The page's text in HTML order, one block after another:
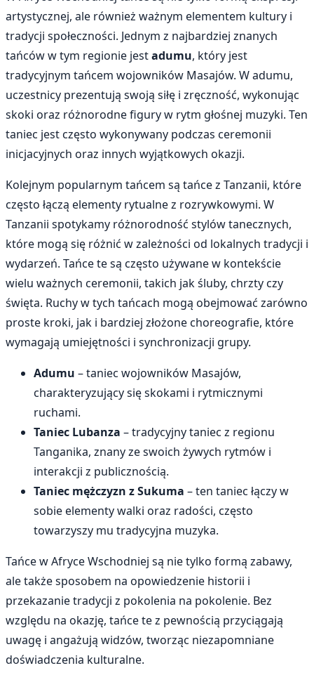
artystycznej, ale również ważnym elementem kultury i
tradycji społeczności. Jednym z najbardziej znanych
tańców w tym regionie jestadumu, który jest
tradycyjnym tańcem wojowników Masajów. W adumu,
uczestnicy prezentują swoją siłę i zręczność, wykonując
skoki oraz różnorodne figury w rytm głośnej muzyki. Ten
taniec jest często wykonywany podczas ceremonii
inicjacyjnych oraz innych wyjątkowych okazji.
Kolejnym popularnym tańcem są tańce z Tanzanii, które
często łączą elementy rytualne z rozrywkowymi. W
Tanzanii spotykamy różnorodność stylów tanecznych,
które mogą się różnić w zależności od lokalnych tradycji i
wydarzeń. Tańce te są często używane w kontekście
wielu ważnych ceremonii, takich jak śluby, chrzty czy
święta. Ruchy w tych tańcach mogą obejmować zarówno
proste kroki, jak i bardziej złożone choreografie, które
wymagają umiejętności i synchronizacji grupy.
Adumu – taniec wojowników Masajów,
charakteryzujący się skokami i rytmicznymi
ruchami.
Taniec Lubanza – tradycyjny taniec z regionu
Tanganika, znany ze swoich żywych rytmów i
interakcji z publicznością.
Taniec mężczyzn z Sukuma – ten taniec łączy w
sobie elementy walki oraz radości, często
towarzyszy mu tradycyjna muzyka.
Tańce w Afryce Wschodniej są nie tylko formą zabawy,
ale także sposobem na opowiedzenie historii i
przekazanie tradycji z pokolenia na pokolenie. Bez
względu na okazję, tańce te z pewnością przyciągają
uwagę i angażują widzów, tworząc niezapomniane
doświadczenia kulturalne.